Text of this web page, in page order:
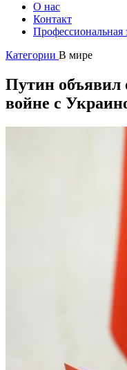
О нас
Контакт
Профессиональная
Категории В мире
Путин объявил
войне с